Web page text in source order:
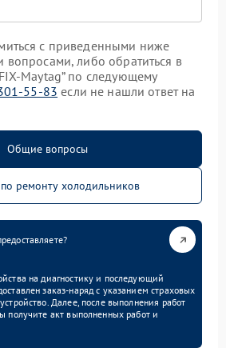
с приведенными ниже
вопросами, либо обратиться в
Maytag” по следующему
55-83 если не нашли ответ на
Общие вопросы
ремонту холодильников
на диагностику и последующий
заказ-наряд с указанием страховых
Далее, после выполнения работ
получите акт выполненных работ и